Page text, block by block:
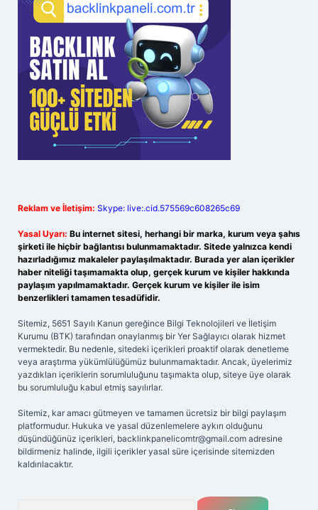
Reklam ve İletişim: Skype: live:.cid.575569c608265c69
Yasal Uyarı: Bu internet sitesi, herhangi bir marka, kurum veya şahıs
şirketi ile hiçbir bağlantısı bulunmamaktadır. Sitede yalnızca kendi
hazırladığımız makaleler paylaşılmaktadır. Burada yer alan içerikler
haber niteliği taşımamakta olup, gerçek kurum ve kişiler hakkında
paylaşım yapılmamaktadır. Gerçek kurum ve kişiler ile isim
benzerlikleri tamamen tesadüfidir.
Sitemiz, 5651 Sayılı Kanun gereğince Bilgi Teknolojileri ve İletişim
Kurumu (BTK) tarafından onaylanmış bir Yer Sağlayıcı olarak hizmet
vermektedir. Bu nedenle, sitedeki içerikleri proaktif olarak denetleme
veya araştırma yükümlülüğümüz bulunmamaktadır. Ancak, üyelerimiz
yazdıkları içeriklerin sorumluluğunu taşımakta olup, siteye üye olarak
bu sorumluluğu kabul etmiş sayılırlar.
Sitemiz, kar amacı gütmeyen ve tamamen ücretsiz bir bilgi paylaşım
platformudur. Hukuka ve yasal düzenlemelere aykırı olduğunu
düşündüğünüz içerikleri, backlinkpanelicomtr@gmail.com adresine
bildirmeniz halinde, ilgili içerikler yasal süre içerisinde sitemizden
kaldırılacaktır.